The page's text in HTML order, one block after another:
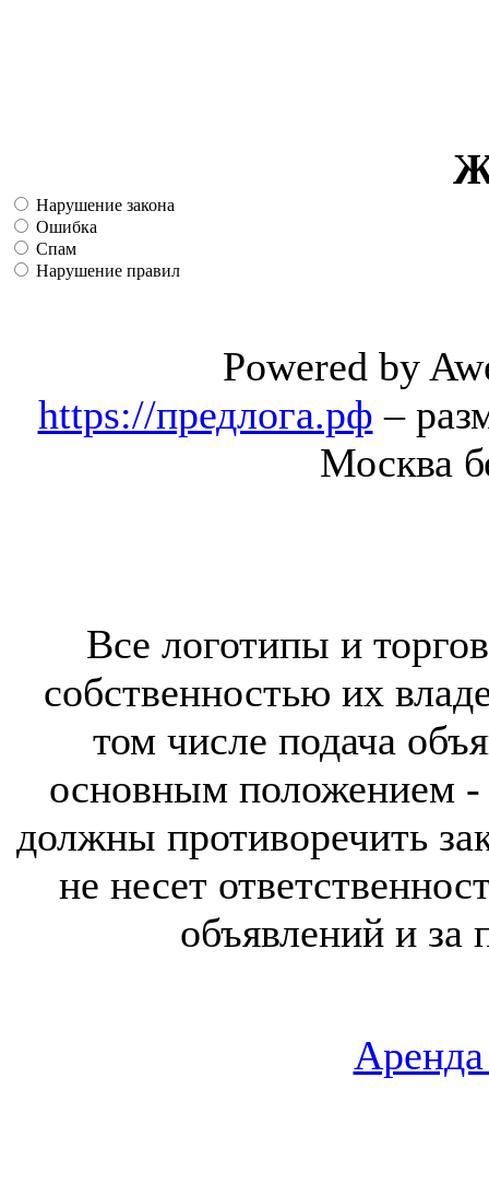
Нарушение закона
Ошибка
Спам
Нарушение правил
Powered by
https://предлога.рф –
Москва
Все логотипы и
собственностью их
том числе подача
основным положением -
должны противоречить
не несет
объявлений и за